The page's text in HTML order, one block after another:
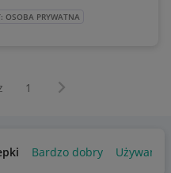
OSOBA PRYWATNA
1 Następna strona
Bardzo dobry Używany